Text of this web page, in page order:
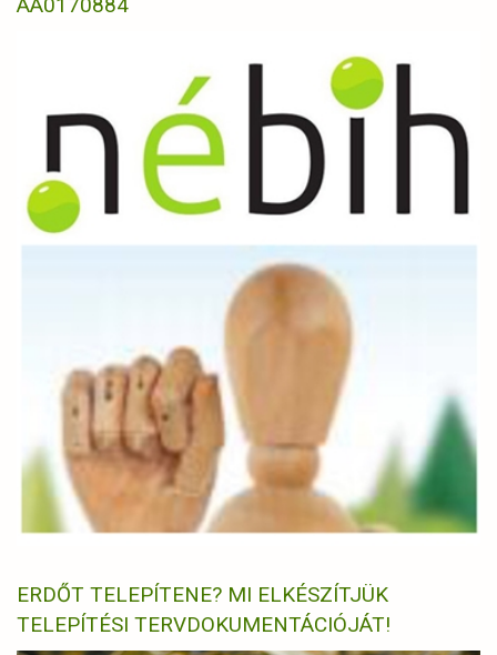
ERDŐT TELEPÍTENE? MI ELKÉSZÍTJÜK
TELEPÍTÉSI TERVDOKUMENTÁCIÓJÁT!